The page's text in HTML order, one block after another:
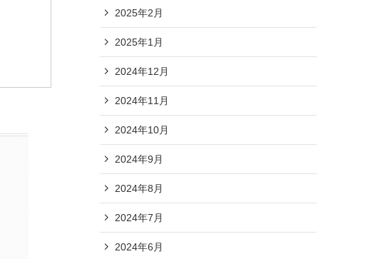
2025年2月
2025年1月
2024年12月
2024年11月
2024年10月
2024年9月
2024年8月
2024年7月
2024年6月